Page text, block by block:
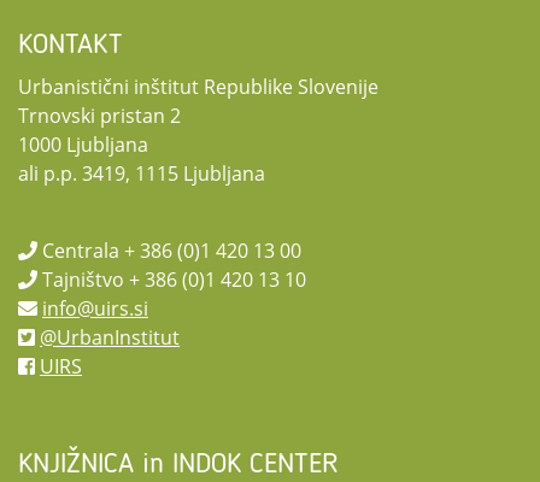
KONTAKT
Urbanistični inštitut Republike Slovenije
Trnovski pristan 2
1000 Ljubljana
ali p.p. 3419, 1115 Ljubljana
Centrala + 386 (0)1 420 13 00
Tajništvo + 386 (0)1 420 13 10
info@uirs.si
@UrbanInstitut
UIRS
KNJIŽNICA in INDOK CENTER